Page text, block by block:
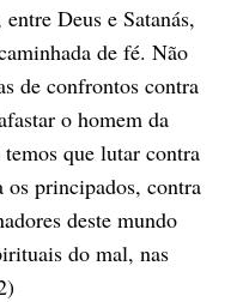
Deus e Satanás,
de fé. Não
de confrontos contra
o homem da
que lutar contra
os principados, contra
deste mundo
do mal, nas